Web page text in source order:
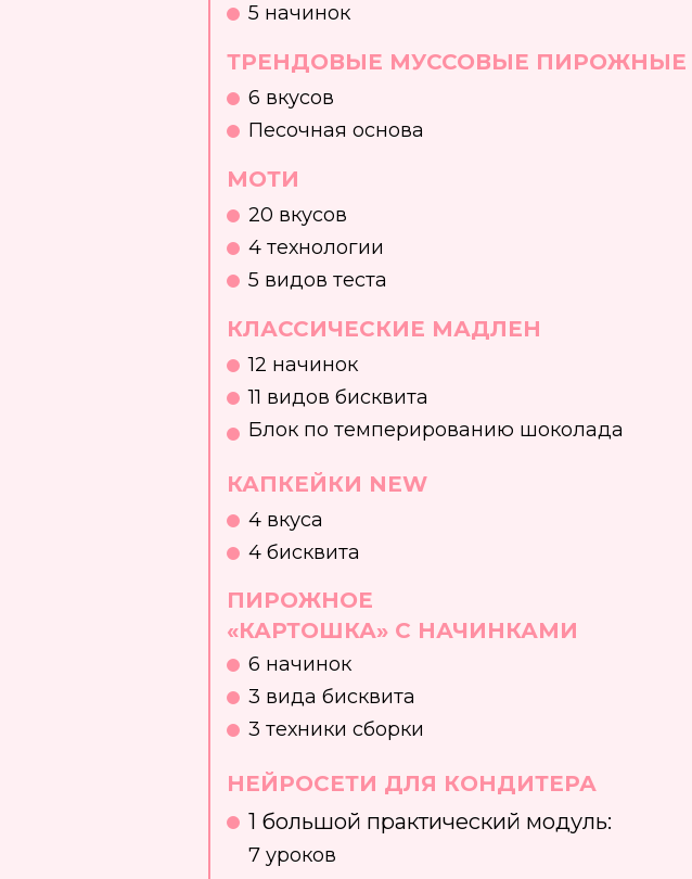
МОТИ
20 вкусов
НЕЙРОСЕТИ ДЛЯ КОНДИТЕРА
1 большой практический модуль:
7 уроков
4 технологии
5 видов теста
КЛАССИЧЕСКИЕ МАДЛЕН
Блок по темперированию шоколада
12 начинок
11 видов бисквита
КАПКЕЙКИ NEW
4 вкуса
4 бисквита
ПИРОЖНОЕ
«КАРТОШКА» С НАЧИНКАМИ
6 начинок
3 вида бисквита
3 техники сборки
5 начинок
ТРЕНДОВЫЕ МУССОВЫЕ ПИРОЖНЫЕ
6 вкусов
Песочная основа